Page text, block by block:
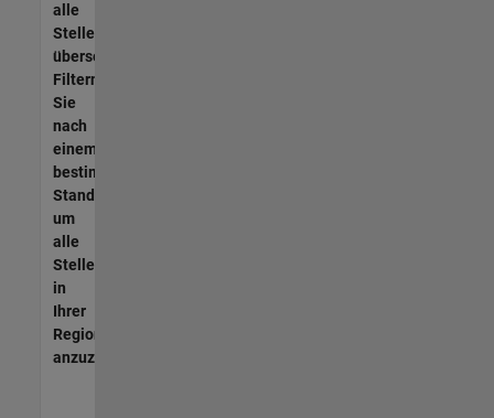
alle
Stellen
übersetzt.
Filtern
Sie
nach
einem
bestimmten
Standort,
um
alle
Stellenangebote
in
Ihrer
Region
anzuzeigen.